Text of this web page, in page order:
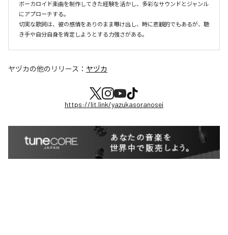
ボーカロイド楽曲を制作してきた経験を活かし、多彩なサウンドとジャンル
にアプローチする。
切実な歌詞は、彼の感情をありのまま曝け出し、時に悲観的でもあるが、聴
き手や自分自身を肯定しようとする力強さがある。
ヤヅカの他のリリース： ヤヅカ
https://lit.link/yazukasoranosei